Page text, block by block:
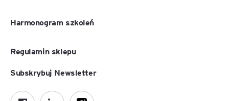
Harmonogram szkoleń
Regulamin sklepu
Subskrybuj Newsletter